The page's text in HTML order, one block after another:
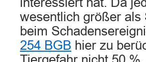
wesentlich größer als
beim
254 BGB hier zu